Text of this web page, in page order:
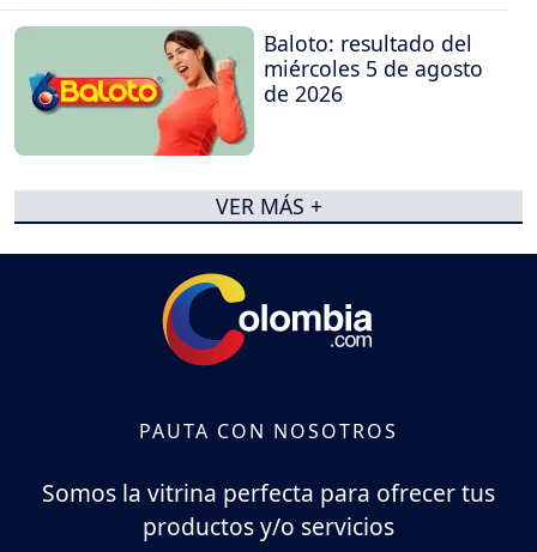
Baloto: resultado del
miércoles 5 de agosto
de 2026
VER MÁS +
PAUTA CON NOSOTROS
Somos la vitrina perfecta para ofrecer tus
productos y/o servicios